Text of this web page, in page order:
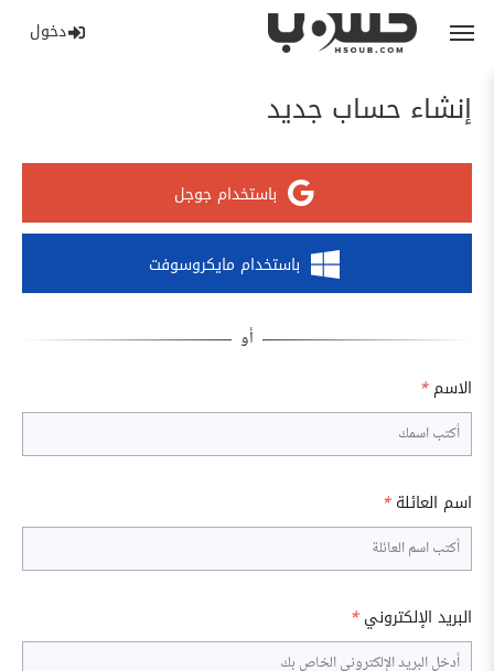
دخول
إنشاء حساب جديد
باستخدام جوجل
باستخدام مايكروسوفت
الاسم *
اسم العائلة *
البريد الإلكتروني *